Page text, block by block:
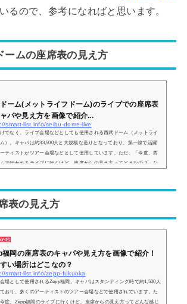
るので、参考になればと思います。
ームの座席表の見え方
ーム(メットライフドーム)のライブでの座席表
パや見え方を画像で紹介...
smart-list.info/seibu-dome-live
でなく、ライブ会場などとしても使用される西武ドーム（メットライ
）。キャパは約33,500人と大規模な造りとなっており、第一線で活躍
ティストがツアー会場などとして使用しています。ただ、「今度、西
で行われるライブに行くけど、座席からの見え方ってどうなの？」な
表の見え方
福岡の座席表のキャパや見え方を画像で紹介！
い場所はどこなの？
smart-list.info/zepp-fukuoka
場として使用されるZepp福岡。キャパはスタンディング時で約1,500人
おり、多くのアーティストのツアー会場などで使用されています。た
度、Zepp福岡のライブに行くけど、座席からの見え方ってどんな感じ